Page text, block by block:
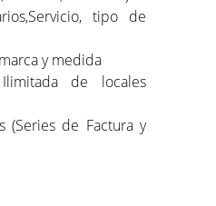
tipo de
y medida
de locales
(Series de Factura y